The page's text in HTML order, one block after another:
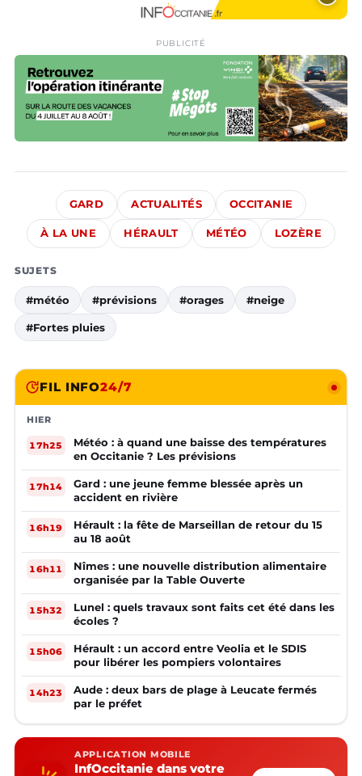
PUBLICITÉ
GARD ACTUALITÉS OCCITANIE
À LA UNE HÉRAULT MÉTÉO LOZÈRE
SUJETS
#météo #prévisions #orages #neige
#Fortes pluies
FIL INFO24/7
HIER
17h25
Météo : à quand une baisse des températures
en Occitanie ? Les prévisions
17h14
Gard : une jeune femme blessée après un
accident en rivière
16h19
Hérault : la fête de Marseillan de retour du 15
au 18 août
16h11
Nîmes : une nouvelle distribution alimentaire
organisée par la Table Ouverte
15h32
Lunel : quels travaux sont faits cet été dans les
écoles ?
15h06
Hérault : un accord entre Veolia et le SDIS
pour libérer les pompiers volontaires
14h23
Aude : deux bars de plage à Leucate fermés
par le préfet
APPLICATION MOBILE
InfOccitanie dans votre